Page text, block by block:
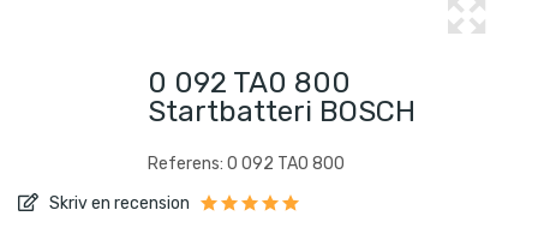
0 092 TA0 800
Startbatteri BOSCH
Referens: 0 092 TA0 800
Skriv en recension